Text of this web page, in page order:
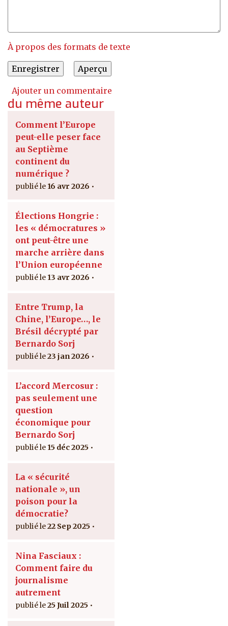
À propos des formats de texte
Ajouter un commentaire
du même auteur
Comment l’Europe
peut-elle peser face
au Septième
continent du
numérique ?
16 avr 2026
Élections Hongrie :
les « démocratures »
ont peut-être une
marche arrière dans
l’Union européenne
13 avr 2026
Entre Trump, la
Chine, l’Europe…, le
Brésil décrypté par
Bernardo Sorj
23 jan 2026
L’accord Mercosur :
pas seulement une
question
économique pour
Bernardo Sorj
15 déc 2025
La « sécurité
nationale », un
poison pour la
démocratie?
22 Sep 2025
Nina Fasciaux :
Comment faire du
journalisme
autrement
25 Juil 2025